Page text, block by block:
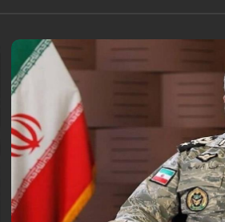
العميد محمد اكرمي نيا إن جيش الجمهورية
تام.